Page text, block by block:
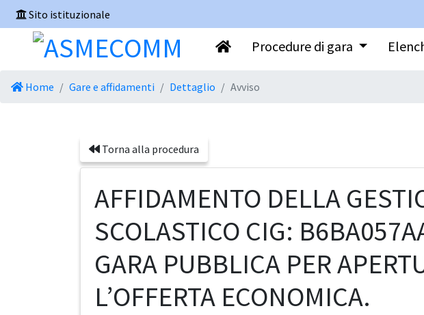
Sito istituzionale
Procedure di gara
Home Gare e affidamenti Dettaglio Avviso
Torna alla procedura
AFFIDAMENTO DELLA
SCOLASTICO CIG:
GARA PUBBLICA PER
L’OFFERTA ECONOMICA.